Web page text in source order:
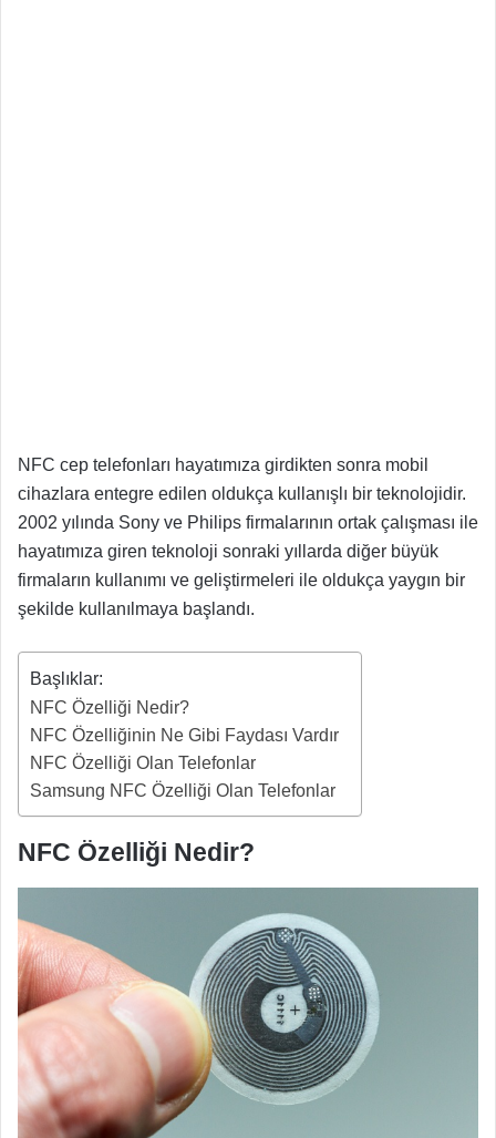
NFC cep telefonları hayatımıza girdikten sonra mobil
cihazlara entegre edilen oldukça kullanışlı bir teknolojidir.
2002 yılında Sony ve Philips firmalarının ortak çalışması ile
hayatımıza giren teknoloji sonraki yıllarda diğer büyük
firmaların kullanımı ve geliştirmeleri ile oldukça yaygın bir
şekilde kullanılmaya başlandı.
Başlıklar:
NFC Özelliği Nedir?
NFC Özelliğinin Ne Gibi Faydası Vardır
NFC Özelliği Olan Telefonlar
Samsung NFC Özelliği Olan Telefonlar
NFC Özelliği Nedir?